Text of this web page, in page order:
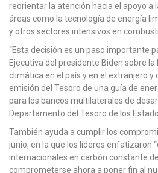
reorientar la atención hacia el apoyo a
áreas como la tecnología de energía
y otros sectores intensivos en
“Esta decisión es un paso importante
Ejecutiva del presidente Biden sobre la
climática en el país y en el extranjero
emisión del Tesoro de una guía de
para los bancos multilaterales de
Departamento del Tesoro de los
También ayuda a cumplir los
junio, en la que los líderes enfatizaron
internacionales en carbón constante
comprometerse ahora a poner fin al